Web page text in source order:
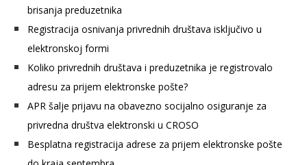
brisanja preduzetnika
Registracija osnivanja privrednih društava isključivo u
elektronskoj formi
Koliko privrednih društava i preduzetnika je registrovalo
adresu za prijem elektronske pošte?
APR šalje prijavu na obavezno socijalno osiguranje za
privredna društva elektronski u CROSO
Besplatna registracija adrese za prijem elektronske pošte